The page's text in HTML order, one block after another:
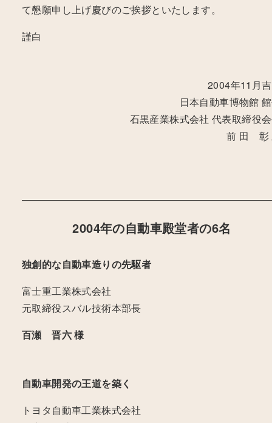
て懇願申し上げ慶びのご挨拶といたします。
謹白
2004年11月
日本自動車博物館
石黒産業株式会社 代表取締役
前 田 彰
2004年の自動車殿堂者の6名
独創的な自動車造りの先駆者
富士重工業株式会社
元取締役スバル技術本部長
百瀬 晋六 様
自動車開発の王道を築く
トヨタ自動車工業株式会社